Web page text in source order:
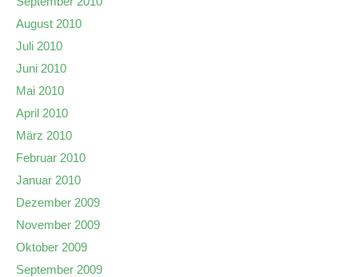
August 2010
Juli 2010
Juni 2010
Mai 2010
April 2010
März 2010
Februar 2010
Januar 2010
Dezember 2009
November 2009
Oktober 2009
September 2009